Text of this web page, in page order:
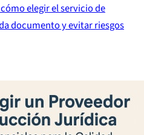
elegir el servicio de
documento y evitar riesgos